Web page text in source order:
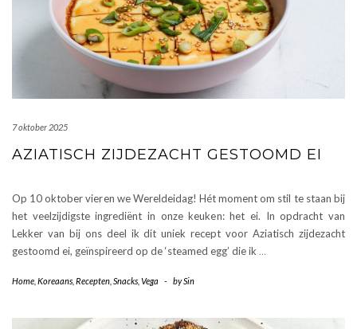
7 oktober 2025
AZIATISCH ZIJDEZACHT GESTOOMD EI
Op 10 oktober vieren we Wereldeidag! Hét moment om stil te staan bij
het veelzijdigste ingrediënt in onze keuken: het ei. In opdracht van
Lekker van bij ons deel ik dit uniek recept voor Aziatisch zijdezacht
gestoomd ei, geïnspireerd op de ‘steamed egg’ die ik …
Home Koreaans Recepten Snacks Vega - bySin